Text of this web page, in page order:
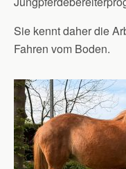
Sie kennt daher die
Fahren vom Boden.